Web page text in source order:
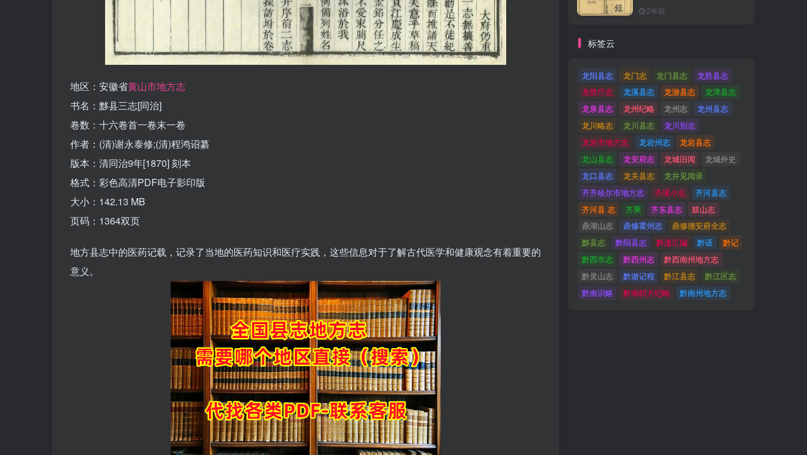
地区：安徽省黄山市地方志
书名：黟县三志[同治]
卷数：十六卷首一卷末一卷
作者：(清)谢永泰修;(清)程鸿诏纂
版本：清同治9年[1870] 刻本
格式：彩色高清PDF电子影印版
大小：142.13 MB
页码：1364双页
地方县志中的医药记载，记录了当地的医药知识和医疗实践，这些信息对于了解古代医学和健康观念有着重要的
意义。
2年前
标签云
龙阳县志 龙门志 龙门县志
龙胜县志
龙胜厅志
龙溪县志 龙游县志
龙津县志
龙泉县志
龙州纪略 龙州志
龙州县志
龙川略志
龙川县志
龙川別志
龙岩市地方志
龙岩州志
龙岩县志
龙山县志
龙安府志 龙城旧闻
龙城外史
龙口县志
龙关县志
龙井见闻录
齐齐哈尔市地方志
齐溪小志
齐河县志
齐河县 志
齐乘 齐东县志
鼓山志
鼎湖山志
鼎修霍州志
鼎修德安府全志
黟县志
黔阳县志 黔遗汇编 黔语
黔记
黔西市志
黔西州志
黔西南州地方志
黔灵山志
黔游记程 黔江县志
黔江区志
黔南识略
黔南职方纪略 黔南州地方志